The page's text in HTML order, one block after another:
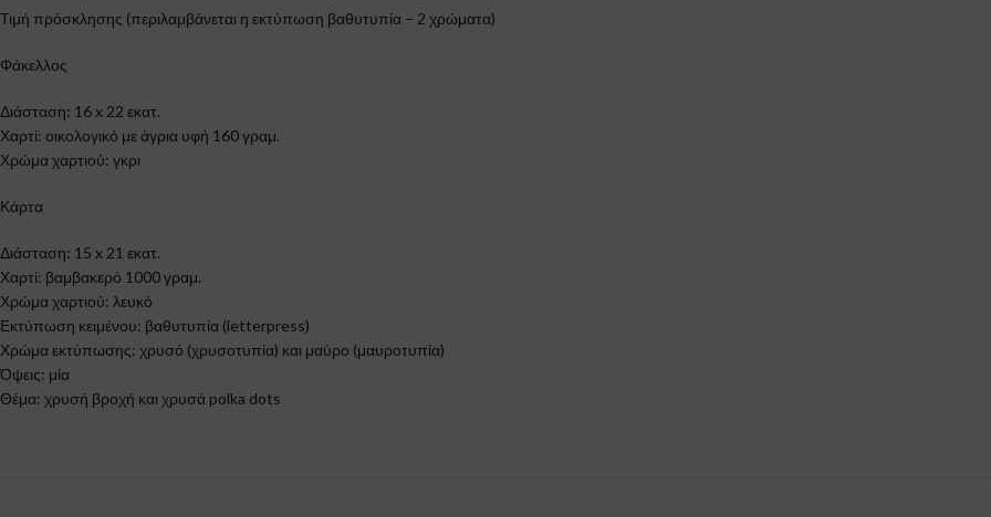
Τιμή πρόσκλησης (περιλαμβάνεται η εκτύπωση βαθυτυπία – 2 χρώματα)
Φάκελλος
Διάσταση: 16 x 22 εκατ.
Χαρτί: οικολογικό με άγρια υφή 160 γραμ.
Χρώμα χαρτιού: γκρι
Κάρτα
Διάσταση: 15 x 21 εκατ.
Χαρτί: βαμβακερό 1000 γραμ.
Χρώμα χαρτιού: λευκό
Εκτύπωση κειμένου: βαθυτυπία (letterpress)
Χρώμα εκτύπωσης: χρυσό (χρυσοτυπία) και μαύρο (μαυροτυπία)
Όψεις: μία
Θέμα: χρυσή βροχή και χρυσά polka dots